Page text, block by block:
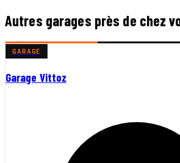
Autres garages près de chez
GARAGE
Garage Vittoz